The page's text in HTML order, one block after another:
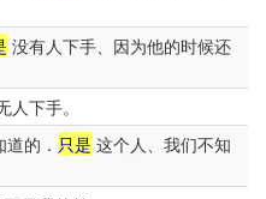
没有人下手、因为他的时候还
人下手。
的． 只是 这个人、我们不知